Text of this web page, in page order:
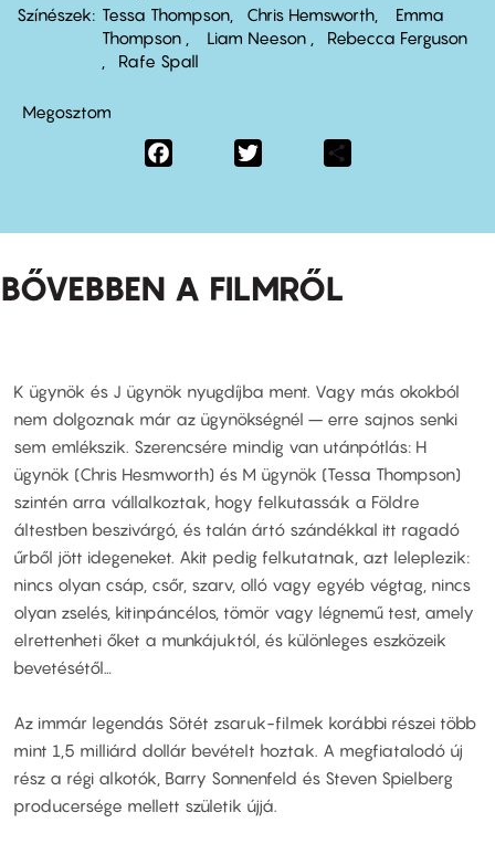
Színészek
Tessa Thompson Chris Hemsworth
Emma
Thompson
Liam Neeson
Rebecca Ferguson
Rafe Spall
Megosztom
Facebook
BŐVEBBEN A FILMRŐL
K ügynök és J ügynök nyugdíjba ment. Vagy más okokból
nem dolgoznak már az ügynökségnél – erre sajnos senki
sem emlékszik. Szerencsére mindig van utánpótlás: H
ügynök (Chris Hesmworth) és M ügynök (Tessa Thompson)
szintén arra vállalkoztak, hogy felkutassák a Földre
áltestben beszivárgó, és talán ártó szándékkal itt ragadó
űrből jött idegeneket. Akit pedig felkutatnak, azt leleplezik:
nincs olyan csáp, csőr, szarv, olló vagy egyéb végtag, nincs
olyan zselés, kitinpáncélos, tömör vagy légnemű test, amely
elrettenheti őket a munkájuktól, és különleges eszközeik
bevetésétől…
Az immár legendás Sötét zsaruk-filmek korábbi részei több
mint 1,5 milliárd dollár bevételt hoztak. A megfiatalodó új
rész a régi alkotók, Barry Sonnenfeld és Steven Spielberg
producersége mellett születik újjá.